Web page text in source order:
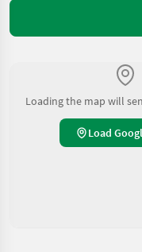
Loading the map will
Load